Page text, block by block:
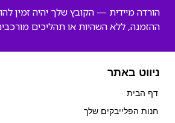
הורדה מיידית — הקובץ שלך יהיה זמין
ההזמנה, ללא השהיות או תהליכים
ניווט באתר
דף הבית
חנות הפלייבקים שלך